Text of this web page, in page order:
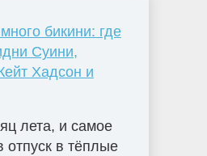
бикини: где
Суини,
Хадсон и
лета, и самое
отпуск в тёплые